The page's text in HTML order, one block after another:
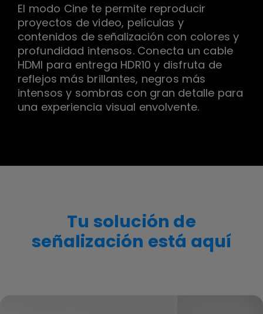
El modo Cine te permite reproducir
proyectos de video, películas y
contenidos de señalización con colores y
profundidad intensos. Conecta un cable
HDMI para entrega HDR10 y disfruta de
reflejos más brillantes, negros más
intensos y sombras con gran detalle para
una experiencia visual envolvente.
Tu solución de
señalización está aquí